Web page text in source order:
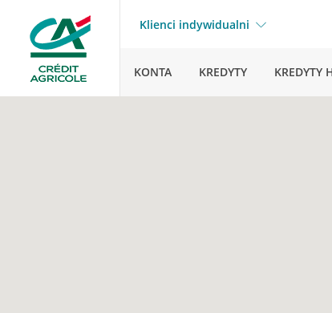
Klienci indywidualni
KONTA KREDYTY KREDYTY